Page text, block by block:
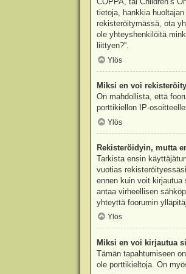
tietoja, hankkia
rekisteröitymässä, ota
ole yhteyshenkilöitä
liittyen?”.
Ylös
Miksi en voi
On mahdollista, että
porttikiellon IP-
Ylös
Rekisteröidyin, mutta
Tarkista ensin
vuotias
ennen kuin voit
antaa virheellisen
yhteyttä foorumin
Ylös
Miksi en voi kirjautua
Tämän tapahtumiseen
ole porttikieltoja. On